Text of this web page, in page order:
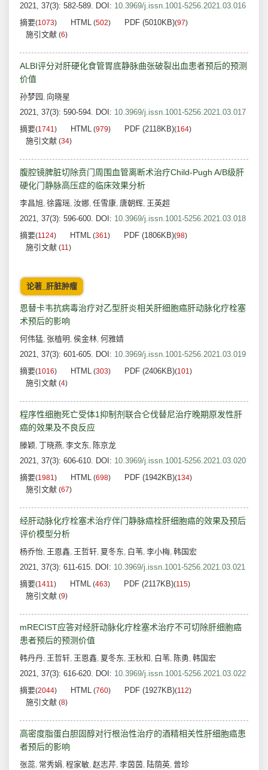
2021, 37(3): 582-589. DOI: 10.3969/j.issn.1001-5256.2021.03.016
摘要(1073) HTML (502) PDF (5010KB)(97)
施引文献 (6)
ALBI评分对肝硬化食管胃底静脉曲张破裂出血患者预后的预测
价值
孙梦园 , 向晓星
2021, 37(3): 590-594. DOI: 10.3969/j.issn.1001-5256.2021.03.017
摘要(1741) HTML (979) PDF (2118KB)(164)
施引文献 (34)
腹腔镜脾脏切除贲门周围血管离断术治疗Child-Pugh A/B级肝
硬化门静脉高压症的临床效果分析
李昌旭, 徐露瑶, 汝娜, 任雪康, 唐朝辉, 王英超
2021, 37(3): 596-600. DOI: 10.3969/j.issn.1001-5256.2021.03.018
摘要(1124) HTML (361) PDF (1806KB)(98)
施引文献 (11)
论著_肝脏肿瘤
恩替卡韦抗病毒治疗对乙型肝炎相关肝细胞癌肝动脉化疗栓塞
术预后的影响
何伟猛, 张植明 , 侯金林, 何雅婧
2021, 37(3): 601-605. DOI: 10.3969/j.issn.1001-5256.2021.03.019
摘要(1016) HTML (303) PDF (2406KB)(101)
施引文献 (4)
程序性细胞死亡受体1抑制剂联合仑伐替尼治疗晚期原发性肝
癌的效果及不良反应
滕颖, 丁晓燕, 李文东, 陈京龙
2021, 37(3): 606-610. DOI: 10.3969/j.issn.1001-5256.2021.03.020
摘要(1981) HTML (698) PDF (1942KB)(134)
施引文献 (67)
经肝动脉化疗栓塞术治疗伴门静脉癌栓肝细胞癌的效果及预后
评价模型分析
杨乔怡, 王恩鑫, 王哲轩, 夏冬东, 白苇, 李小梅, 韩国宏
2021, 37(3): 611-615. DOI: 10.3969/j.issn.1001-5256.2021.03.021
摘要(1411) HTML (463) PDF (2117KB)(115)
施引文献 (9)
mRECIST应答对经肝动脉化疗栓塞术治疗不可切除肝细胞癌
患者预后的预测价值
韩丹丹, 王哲轩, 王恩鑫, 夏冬东, 王秋和 , 白苇, 陈勇, 韩国宏
2021, 37(3): 616-620. DOI: 10.3969/j.issn.1001-5256.2021.03.022
摘要(2044) HTML (760) PDF (1927KB)(112)
施引文献 (8)
高密度脂蛋白胆固醇对行根治性治疗的酒精相关性肝细胞癌患
者预后的影响
张蕊, 常秀娟, 程家敏, 赵志芹, 李茵茵, 陆荫英, 曾珍